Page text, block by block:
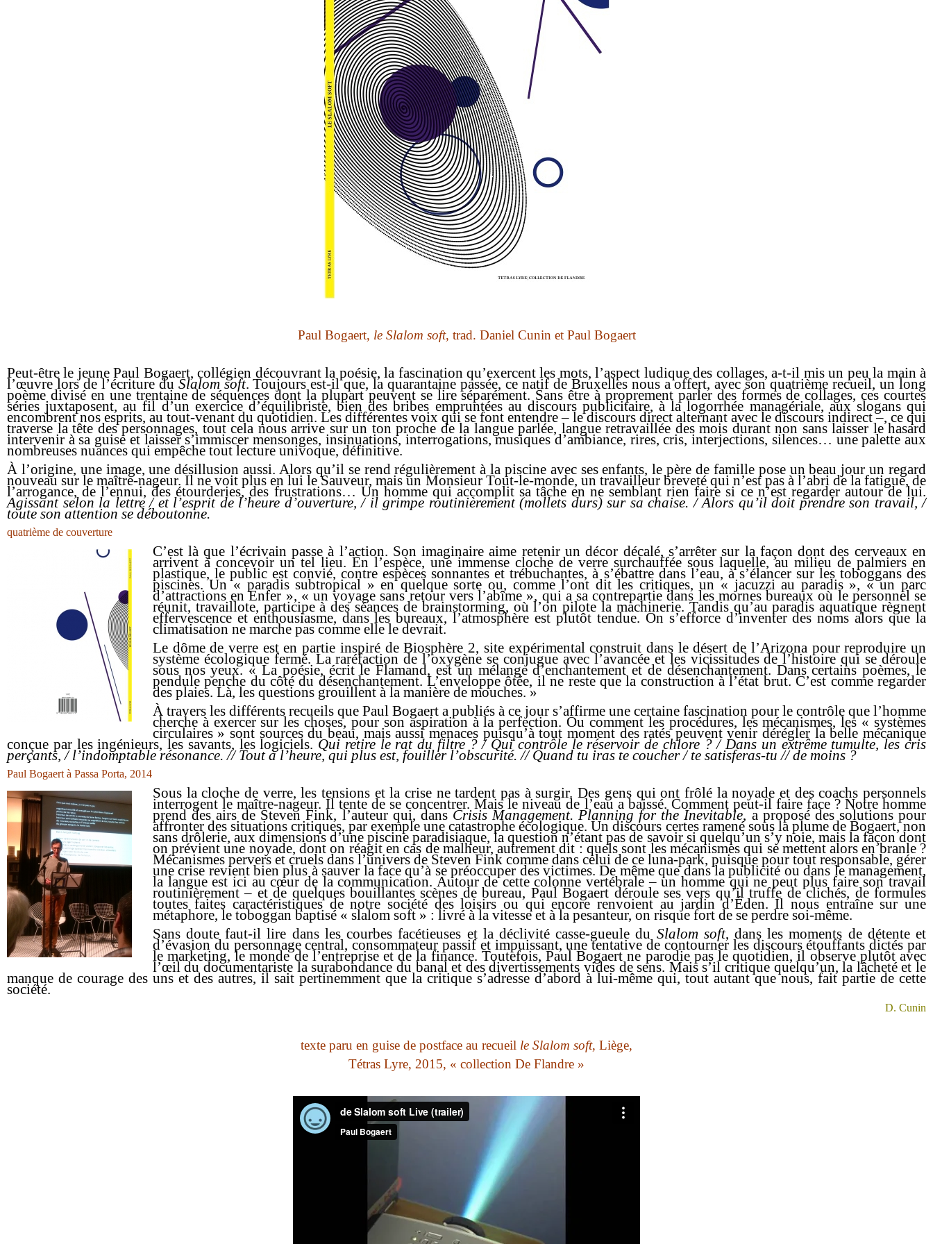
Paul Bogaert, le Slalom soft, trad. Daniel Cunin et Paul Bogaert
Peut-être le jeune Paul Bogaert, collégien découvrant la poésie, la fascination qu’exercent les mots, l’aspect ludique des collages, a-t-il mis un peu la main à
l’œuvre lors de l’écriture du Slalom soft. Toujours est-il que, la quarantaine passée, ce natif de Bruxelles nous a offert, avec son quatrième recueil, un long
poème divisé en une trentaine de séquences dont la plupart peuvent se lire séparément. Sans être à proprement parler des formes de collages, ces courtes
séries juxtaposent, au fil d’un exercice d’équilibriste, bien des bribes empruntées au discours publicitaire, à la logorrhée managériale, aux slogans qui
encombrent nos esprits, au tout-venant du quotidien. Les différentes voix qui se font entendre – le discours direct alternant avec le discours indirect –, ce qui
traverse la tête des personnages, tout cela nous arrive sur un ton proche de la langue parlée, langue retravaillée des mois durant non sans laisser le hasard
intervenir à sa guise et laisser s’immiscermensonges, insinuations, interrogations, musiques d’ambiance, rires, cris, interjections, silences… une palette aux
nombreuses nuances qui empêche tout lecture univoque, définitive.
À l’origine, une image, une désillusion aussi. Alors qu’il se rend régulièrement à la piscine avec ses enfants, le père de famille pose un beau jour un regard
nouveau sur le maître-nageur. Il ne voit plus en lui le Sauveur, mais un Monsieur Tout-le-monde, un travailleur breveté qui n’est pas à l’abri de la fatigue, de
l’arrogance, de l’ennui, des étourderies, des frustrations… Un homme qui accomplit sa tâche en ne semblant rien faire si ce n’est regarder autour de lui.
Agissant selon la lettre / et l’esprit de l’heure d’ouverture, / il grimpe routinièrement (mollets durs) sur sa chaise. / Alors qu’il doit prendre son travail, /
toute son attention se déboutonne.
quatrième de couverture
C’est là que l’écrivain passe à l’action. Son imaginaire aime retenir un décor décalé, s’arrêter sur la façon dont des cerveaux en
arrivent à concevoir un tel lieu. En l’espèce, une immense cloche de verre surchauffée sous laquelle, au milieu de palmiers en
plastique, le public est convié, contre espèces sonnantes et trébuchantes, à s’ébattre dans l’eau, à s’élancer sur les toboggans des
piscines. Un « paradis subtropical » en quelque sorte ou, comme l’ont dit les critiques, un « jacuzzi au paradis », « un parc
d’attractions en Enfer », « un voyage sans retour vers l’abîme », qui a sa contrepartie dans les mornes bureaux où le personnel se
réunit, travaillote, participe à des séances de brainstorming, où l’on pilote la machinerie. Tandis qu’au paradis aquatique règnent
effervescence et enthousiasme, dans les bureaux, l’atmosphère est plutôt tendue. On s’efforce d’inventer des noms alors que la
climatisation ne marche pas comme elle le devrait.
Le dôme de verre est en partie inspiré de Biosphère 2, site expérimental construit dans le désert de l’Arizona pour reproduire un
système écologique fermé. La raréfaction de l’oxygène se conjugue avec l’avancée et les vicissitudes de l’histoire qui se déroule
sous nos yeux. « La poésie, écrit le Flamand, est un mélange d’enchantement et de désenchantement. Dans certains poèmes, le
pendule penche du côté du désenchantement. L’enveloppe ôtée, il ne reste que la construction à l’état brut. C’est comme regarder
des plaies. Là, les questions grouillent à la manière de mouches. »
À travers les différents recueils que Paul Bogaert a publiés à ce jour s’affirme une certaine fascination pour le contrôle que l’homme
cherche à exercer sur les choses, pour son aspiration à la perfection. Ou comment les procédures, les mécanismes, les « systèmes
circulaires » sont sources du beau, mais aussi menaces puisqu’à tout moment des ratés peuvent venir dérégler la belle mécanique
conçue par les ingénieurs, les savants, les logiciels. Qui retire le rat du filtre ? / Qui contrôle le réservoir de chlore ? / Dans un extrême tumulte, les cris
perçants, / l’indomptable résonance. // Tout à l’heure, qui plus est, fouiller l’obscurité. // Quand tu iras te coucher / te satisferas-tu // de moins ?
Paul Bogaert à Passa Porta, 2014
Sous la cloche de verre, les tensions et la crise ne tardent pas à surgir.Des gens qui ont frôlé la noyade et des coachs personnels
interrogent le maître-nageur. Il tente de se concentrer. Mais le niveau de l’eau a baissé. Comment peut-il faire face ? Notre homme
prend des airs de Steven Fink, l’auteur qui, dans Crisis Management. Planning for the Inevitable, a proposé des solutions pour
affronter des situations critiques, par exemple une catastrophe écologique. Un discours certes ramené sous la plume de Bogaert, non
sans drôlerie, aux dimensions d’une piscine paradisiaque, la question n’étant pas de savoir si quelqu’un s’y noie, mais la façon dont
on prévient une noyade, dont on réagit en cas de malheur, autrement dit : quels sont les mécanismes qui se mettent alors en branle ?
Mécanismes pervers et cruels dans l’univers de Steven Fink comme dans celui de ce luna-park, puisque pour tout responsable, gérer
une crise revient bien plus à sauver la face qu’à se préoccuper des victimes. De même que dans la publicité ou dans le management,
la langue est ici au cœur de la communication. Autour de cette colonne vertébrale – un homme qui ne peut plus faire son travail
routinièrement – et de quelques bouillantes scènes de bureau, Paul Bogaert déroule ses vers qu’il truffe de clichés, de formules
toutes faites caractéristiques de notre société des loisirs ou qui encore renvoient au jardin d’Éden. Il nous entraîne sur une
métaphore, le toboggan baptisé « slalom soft » : livré à la vitesse et à la pesanteur, on risque fort de se perdre soi-même.
Sans doute faut-il lire dans les courbes facétieuses et la déclivité casse-gueule du Slalom soft, dans les moments de détente et
d’évasion du personnage central, consommateur passif et impuissant, une tentative de contourner les discours étouffants dictés par
le marketing, le monde de l’entreprise et de la finance. Toutefois, Paul Bogaert ne parodie pas le quotidien, il observe plutôt avec
l’œil du documentariste la surabondance du banal et des divertissements vides de sens. Mais s’il critique quelqu’un, la lâcheté et le
manque de courage des uns et des autres, il sait pertinemment que la critique s’adresse d’abord à lui-même qui, tout autant que nous, fait partie de cette
société.
D. Cunin
texte paru en guise de postface au recueil le Slalom soft, Liège,
Tétras Lyre, 2015, « collection De Flandre »